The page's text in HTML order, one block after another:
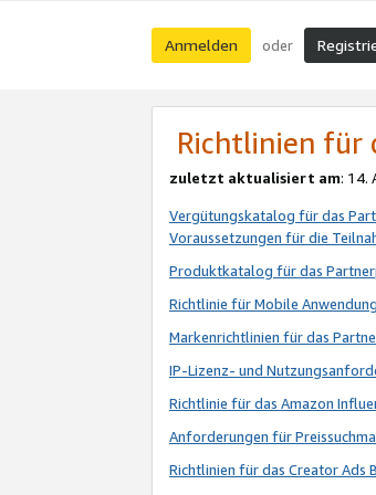
Anmelden oder
Richtlinien für
zuletzt aktualisiert am: 14.
Vergütungskatalog für das
Voraussetzungen für die
Produktkatalog für das
Richtlinie für Mobile
Markenrichtlinien für das
IP-Lizenz- und
Richtlinie für das Amazon
Anforderungen für
Richtlinien für das Creator Ads